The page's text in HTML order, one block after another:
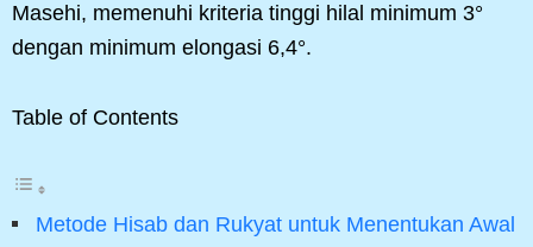
Masehi, memenuhi kriteria tinggi hilal minimum 3°
dengan minimum elongasi 6,4°.
Table of Contents
Metode Hisab dan Rukyat untuk Menentukan Awal